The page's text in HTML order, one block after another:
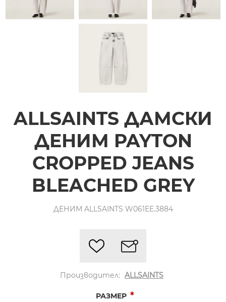
ALLSAINTS ДАМСКИ
ДЕНИМ PAYTON
CROPPED JEANS
BLEACHED GREY
ДЕНИМ ALLSAINTS W061EE.3884
Производител: ALLSAINTS
РАЗМЕР *